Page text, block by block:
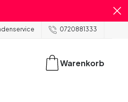
0720881333
Warenkorb